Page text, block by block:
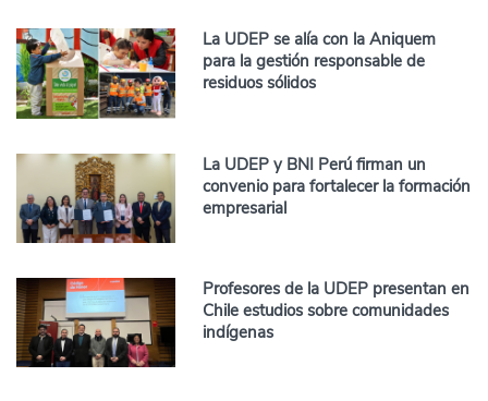
La UDEP se alía con la Aniquem
para la gestión responsable de
residuos sólidos
La UDEP y BNI Perú firman un
convenio para fortalecer la formación
empresarial
Profesores de la UDEP presentan en
Chile estudios sobre comunidades
indígenas